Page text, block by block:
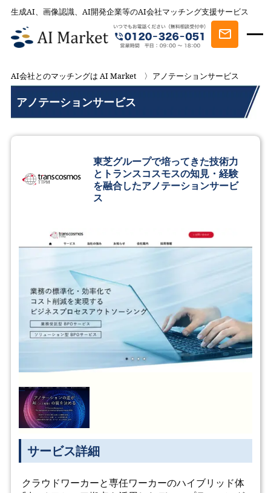
生成AI、画像認識、AI開発企業等のAI会社マッチング支援サービス
AI会社とのマッチングは AI Market アノテーションサービス
アノテーションサービス
東芝グループで培ってきた技術力
とトランスコスモスの知見・経験
を融合したアノテーションサービ
ス
サービス詳細
クラウドワーカーと専任ワーカーのハイブリッド体